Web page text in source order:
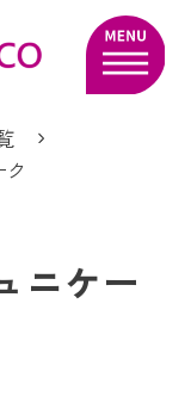
ニケー